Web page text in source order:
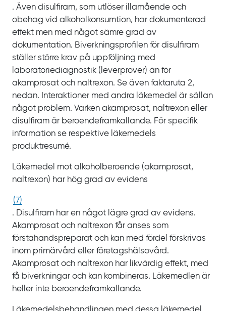
. Även disulfiram, som utlöser illamående och
obehag vid alkoholkonsumtion, har dokumenterad
effekt men med något sämre grad av
dokumentation. Biverkningsprofilen för disulfiram
ställer större krav på uppföljning med
laboratoriediagnostik (leverprover) än för
akamprosat och naltrexon. Se även faktaruta 2,
nedan. Interaktioner med andra läkemedel är sällan
något problem. Varken akamprosat, naltrexon eller
disulfiram är beroendeframkallande. För specifik
information se respektive läkemedels
produktresumé.
Läkemedel mot alkoholberoende (akamprosat,
naltrexon) har hög grad av evidens
(7)
. Disulfiram har en något lägre grad av evidens.
Akamprosat och naltrexon får anses som
förstahandspreparat och kan med fördel förskrivas
inom primärvård eller företagshälsovård.
Akamprosat och naltrexon har likvärdig effekt, med
få biverkningar och kan kombineras. Läkemedlen är
heller inte beroendeframkallande.